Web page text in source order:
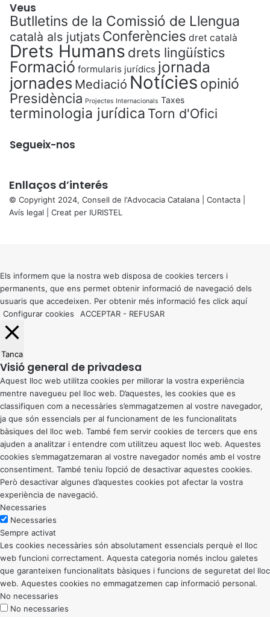
Veus
Butlletins de la Comissió de Llengua
català als jutjats Conferències dret català
Drets Humans drets lingüístics
Formació formularis jurídics jornada
jornades Mediació Notícies opinió
Presidència Projectes Internacionals Taxes
terminologia jurídica Torn d'Ofici
Segueix-nos
Enllaços d’interés
© Copyright 2024, Consell de l'Advocacia Catalana | Contacta
Avís legal | Creat per IURISTEL
button
Els informem que la nostra web disposa de cookies tercers i
permanents, que ens permet obtenir informació de navegació dels
usuaris que accedeixen. Per obtenir més informació fes click aquí
Configurar cookies
ACCEPTAR - REFUSAR
Tanca
Visió general de privadesa
Aquest lloc web utilitza cookies per millorar la vostra experiència
mentre navegueu pel lloc web. D’aquestes, les cookies que es
classifiquen com a necessàries s’emmagatzemen al vostre navegador,
ja que són essencials per al funcionament de les funcionalitats
bàsiques del lloc web. També fem servir cookies de tercers que ens
ajuden a analitzar i entendre com utilitzeu aquest lloc web. Aquestes
cookies s’emmagatzemaran al vostre navegador només amb el vostre
consentiment. També teniu l’opció de desactivar aquestes cookies.
Però desactivar algunes d’aquestes cookies pot afectar la vostra
experiència de navegació.
Necessaries
Necessaries
Sempre activat
Les cookies necessàries són absolutament essencials perquè el lloc
web funcioni correctament. Aquesta categoria només inclou galetes
que garanteixen funcionalitats bàsiques i funcions de seguretat del lloc
web. Aquestes cookies no emmagatzemen cap informació personal.
No necessaries
No necessaries